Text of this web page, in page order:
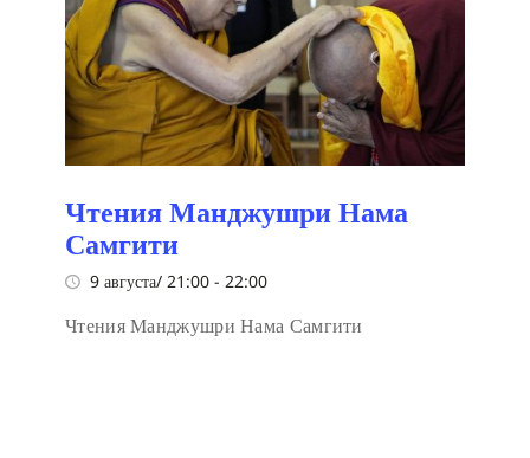
Чтения Манджушри Нама
Самгити
9 августа/ 21:00 - 22:00
Чтения Манджушри Нама Самгити